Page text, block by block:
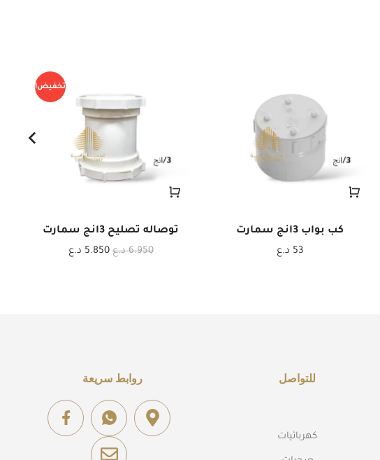
كب بواب 3انج سمارت
53 د.ع
تخفيض!
توصاله تصليح 3انج سمارت
6.950 د.ع 5.850 د.ع
للتواصل
كهربائيات
روابط سريعة